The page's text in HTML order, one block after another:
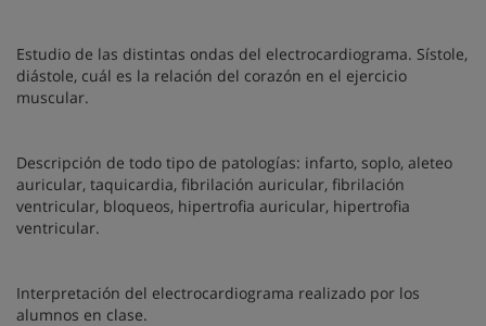
Estudio de las distintas ondas del electrocardiograma. Sístole,
diástole, cuál es la relación del corazón en el ejercicio
muscular.
Descripción de todo tipo de patologías: infarto, soplo, aleteo
auricular, taquicardia, fibrilación auricular, fibrilación
ventricular, bloqueos, hipertrofia auricular, hipertrofia
ventricular.
Interpretación del electrocardiograma realizado por los
alumnos en clase.